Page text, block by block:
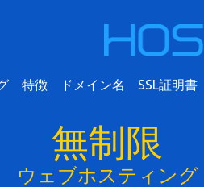
特徴 ドメイン名 SSL証明書
無制限
ウェブホスティング